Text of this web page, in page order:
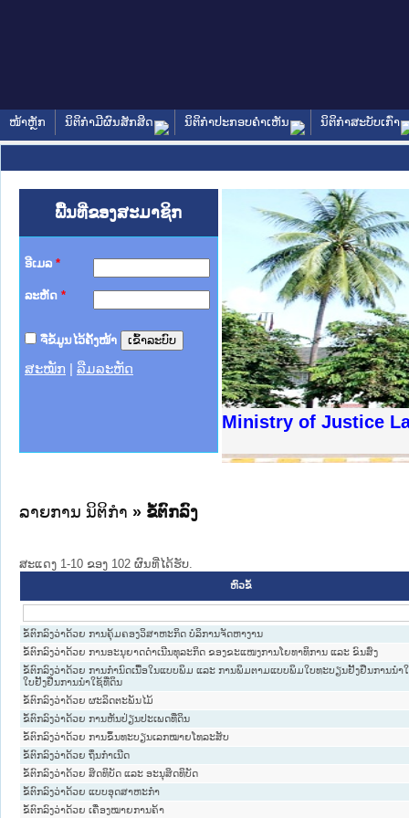
ໜ້າຫຼັກ ນິຕິກໍາມີຜົນສັກສິດ ນິຕິກໍາປະກອບຄໍາເຫັນ ນິຕິກໍາສະບັບເກົ່າ
ພື້ນທີ່ຂອງສະມາຊິກ
ອີເມລ *
ລະຫັດ *
ຈື່ຂໍ້ມູນໄວ້ຄັ້ງໜ້າ
ສະໝັກ ລືມລະຫັດ
Ministry of Justice
າຊົນ ພາກເໜືອ
ການ
ກາງ
ໃຕ້
ຕຳຫຼວດປະຊາຊົນ
ສັນຕິບານປະຊາຊົນ
ກເໜືອ
າຊົນ ພາກກາງ
ລາຍການ ນິຕິກໍາ » ຂໍ້ຕົກລົງ
ສະແດງ 1-10 ຂອງ 102 ຜົນທີ່ໄດ້ຮັບ.
ຫົວຂໍ້
ຂໍ້ຕົກລົງວ່າດ້ວຍ ການຄຸ້ມຄອງວິສາຫະກິດ ບໍລິການຈັດຫາງານ
ຂໍ້ຕົກລົງວ່າດ້ວຍ ການອະນຸຍາດດຳເນີນທຸລະກິດ ຂອງຂະແໜງການໂຍທາທິການ ແລະ ຂົນສົ່ງ
ຂໍ້ຕົກລົງວ່າດ້ວຍ ການກຳນົດເນື້ອໃນແບບພິມ ແລະ ການພິມຕາມແບບພິມໃບທະບຽນຢັ້ງຢືນການນຳ
ໃບຢັ້ງຢືນການນຳໃຊ້ທີ່ດິນ
ຂໍ້ຕົກລົງວ່າດ້ວຍ ຜະລິດຕະພັນໄມ້
ຂໍ້ຕົກລົງວ່າດ້ວຍ ການຫັນປ່ຽນປະເພດທີ່ດິນ
ຂໍ້ຕົກລົງວ່າດ້ວຍ ການຂຶ້ນທະບຽນເລກໝາຍໂທລະສັບ
ຂໍ້ຕົກລົງວ່າດ້ວຍ ຖິ່ນກໍາເນີດ
ຂໍ້ຕົກລົງວ່າດ້ວຍ ສິດທິບັດ ແລະ ອະນຸສິດທິບັດ
ຂໍ້ຕົກລົງວ່າດ້ວຍ ແບບອຸດສາຫະກໍາ
ຂໍ້ຕົກລົງວ່າດ້ວຍ ເຄື່ອງໝາຍການຄ້າ